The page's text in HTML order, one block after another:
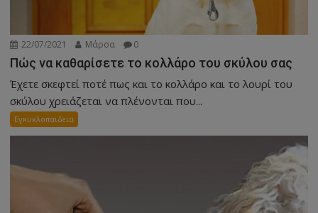
22/07/2021 Μάρσα 0
Πώς να καθαρίσετε το κολλάρο του σκύλου σας
Έχετε σκεφτεί ποτέ πως και το κολλάρο και το λουρί του
σκύλου χρειάζεται να πλένονται που...
Εγκυκλοπαιδεια